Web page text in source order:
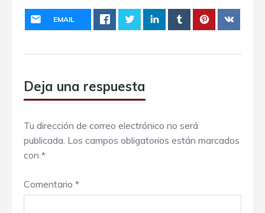
EMAIL
Deja una respuesta
Tu dirección de correo electrónico no será
publicada. Los campos obligatorios están marcados
con *
Comentario *